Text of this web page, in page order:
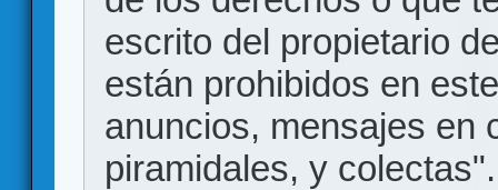
escrito del propietario
están prohibidos en
anuncios, mensajes en
piramidales, y colectas".